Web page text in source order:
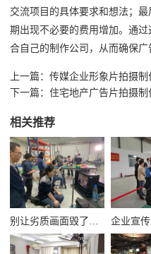
交流项目的具体要求和想法；
期出现不必要的费用增加。通
合自己的制作公司，从而确保广
上一篇： 传媒企业形象片拍摄制
下一篇： 住宅地产广告片拍摄制
相关推荐